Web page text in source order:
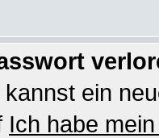
ein
Ich habe